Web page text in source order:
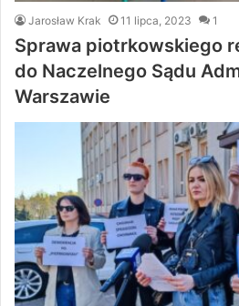
Jarosław Krak 11 lipca, 2023 1
Sprawa piotrkowskiego
do Naczelnego Sądu
Warszawie